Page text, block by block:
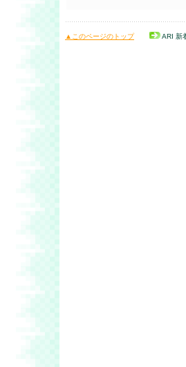
▲このページのトップ ARI 新